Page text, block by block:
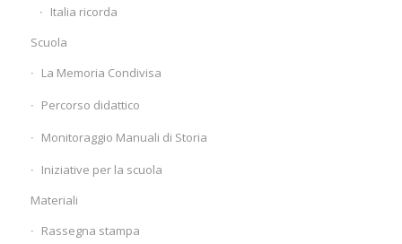
Italia ricorda
Scuola
La Memoria Condivisa
Percorso didattico
Monitoraggio Manuali di Storia
Iniziative per la scuola
Materiali
Rassegna stampa